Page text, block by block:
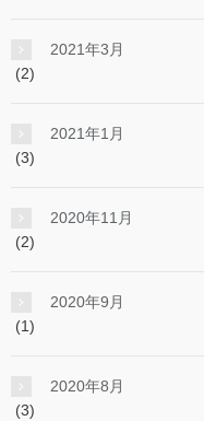
2021年3月
(2)
2021年1月
(3)
2020年11月
(2)
2020年9月
(1)
2020年8月
(3)